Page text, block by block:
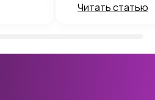
Читать статью